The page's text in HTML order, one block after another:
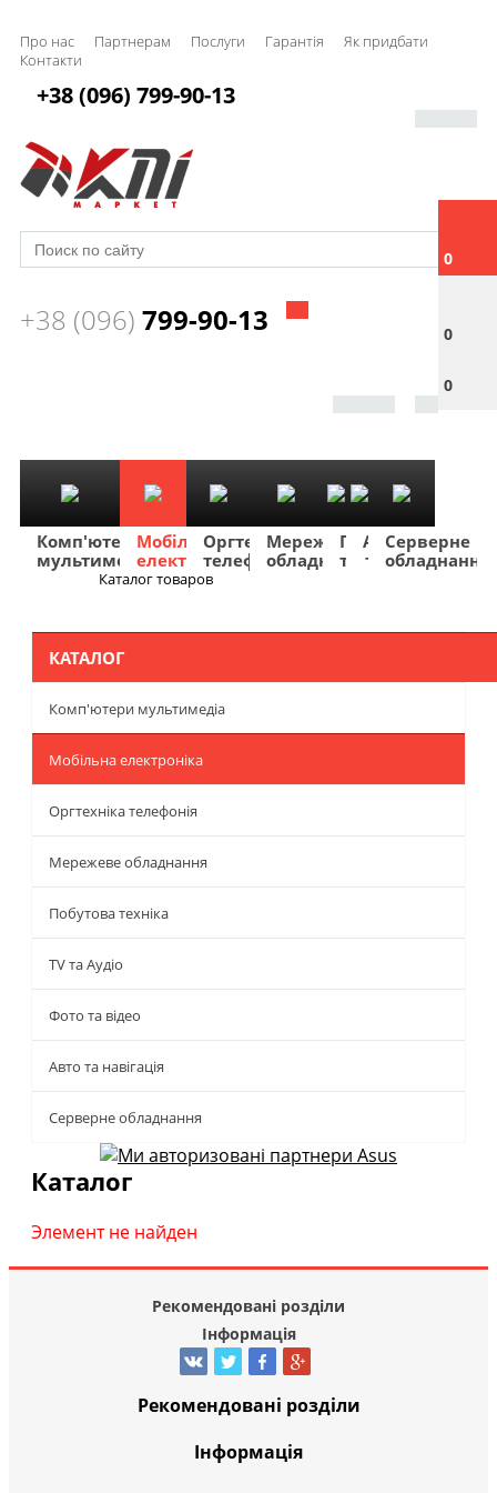
Про нас Партнерам Послуги Гарантія
Як придбати
Контакти
0
0
0
+38 (096) 799-90-13
+38 (096) 799-90-13
Комп'ютери
мультимедіа
Мобільна
електроніка
Оргтехніка
телефонія
Мережеве
обладнання
Побутова
техніка
TV
та
Фото
та
Авто
та
Серверне
обладнання
Каталог товаров
КАТАЛОГ
Комп'ютери мультимедіа
Мобільна електроніка
Оргтехніка телефонія
Мережеве обладнання
Побутова техніка
TV та Аудіо
Фото та відео
Авто та навігація
Серверне обладнання
Каталог
Элемент не найден
Рекомендовані розділи
Інформація
Рекомендовані розділи
Інформація